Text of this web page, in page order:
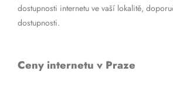
dostupnosti internetu ve vaší lokalitě,
dostupnosti.
Ceny internetu v Praze